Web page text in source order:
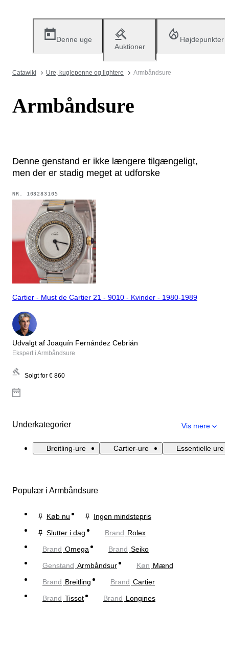
Denne uge
Auktioner
Højdepunkter
Catawiki Ure, kuglepenne og lightere Armbåndsure
Armbåndsure
Denne genstand er ikke længere tilgængeligt,
men der er stadig meget at udforske
NR. 103283105
Cartier - Must de Cartier 21 - 9010 - Kvinder - 1980-1989
Udvalgt af Joaquín Fernández Cebrián
Ekspert i Armbåndsure
Solgt for € 860
Underkategorier Vis mere
Breitling-ure Cartier-ure Essentielle ure
Populær i Armbåndsure
Køb nu
Ingen mindstepris
Slutter i dag
Brand Rolex
Brand Omega Brand Seiko
Genstand Armbåndsur Køn Mænd
Brand Breitling Brand Cartier
Brand Tissot Brand Longines